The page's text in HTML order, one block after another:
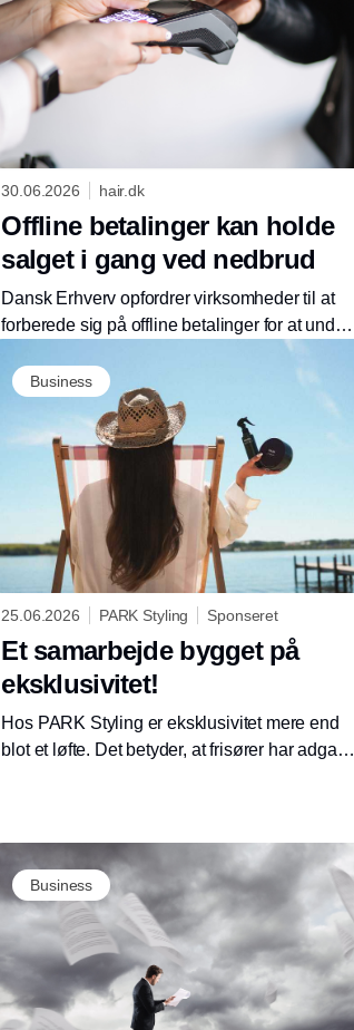
30.06.2026 hair.dk
Offline betalinger kan holde
salget i gang ved nedbrud
Dansk Erhverv opfordrer virksomheder til at
forberede sig på offline betalinger for at undgå
tabt omsætning, når betalingssystemer svigter.
Business
25.06.2026 PARK Styling Sponseret
Et samarbejde bygget på
eksklusivitet!
Hos PARK Styling er eksklusivitet mere end
blot et løfte. Det betyder, at frisører har adgang
Annonce
Business